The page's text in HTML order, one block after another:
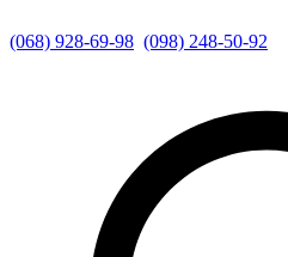
(068) 928-69-98 (098) 248-50-92